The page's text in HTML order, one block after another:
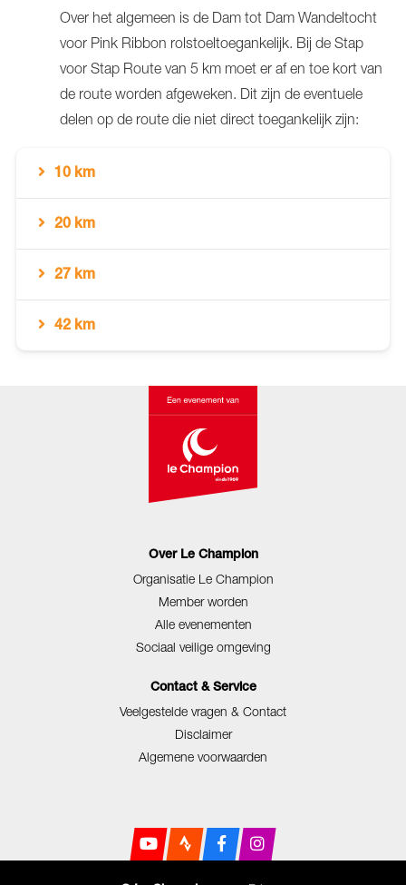
Over het algemeen is de Dam tot Dam Wandeltocht
voor Pink Ribbon rolstoeltoegankelijk. Bij de Stap
voor Stap Route van 5 km moet er af en toe kort van
de route worden afgeweken. Dit zijn de eventuele
delen op de route die niet direct toegankelijk zijn:
10 km
20 km
27 km
42 km
Over Le Champion
Organisatie Le Champion
Member worden
Alle evenementen
Sociaal veilige omgeving
Contact & Service
Veelgestelde vragen & Contact
Disclaimer
Algemene voorwaarden